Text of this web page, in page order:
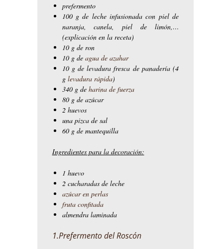
prefermento
100 g de leche infusionada con piel de
naranja, canela, piel de limón,…
(explicación en la receta)
10 g de ron
10 g de agua de azahar
10 g de levadura fresca de panadería (4
g levadura rápida)
340 g de harina de fuerza
80 g de azúcar
2 huevos
una pizca de sal
60 g de mantequilla
Ingredientes para la decoración:
1 huevo
2 cucharadas de leche
azúcar en perlas
fruta confitada
almendra laminada
1.Prefermento del Roscón